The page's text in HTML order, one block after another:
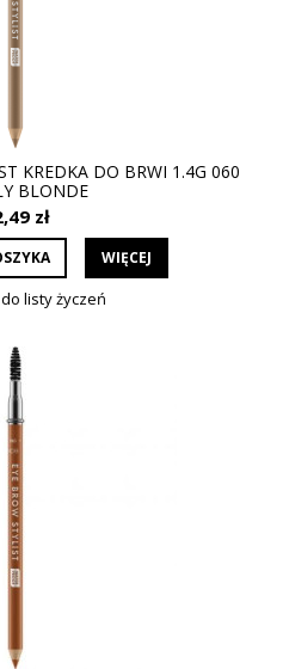
KREDKA DO BRWI 1.4G 060
BLONDE
zł
WIĘCEJ
listy życzeń